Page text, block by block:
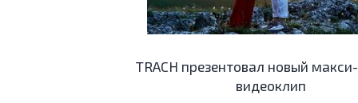
TRACH презентовал новый
видеоклип